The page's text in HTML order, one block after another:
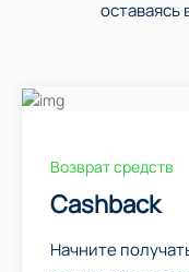
оставаясь
Возврат средств
Cashback
Начните